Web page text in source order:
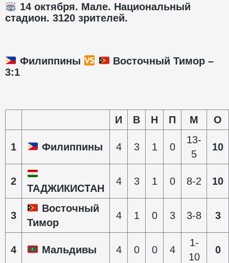
14 октября. Мале. Национальный
стадион. 3120 зрителей.
Филиппины
Восточный Тимор –
3:1
И В Н П М О
1 Филиппины 4 3 1 0
13-
5
10
2
ТАДЖИКИСТАН
4 3 1 0 8-2 10
3
Восточный
Тимор
4 1 0 3 3-8 3
4 Мальдивы 4 0 0 4
1-
10
0